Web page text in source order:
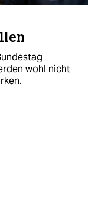
wohl nicht